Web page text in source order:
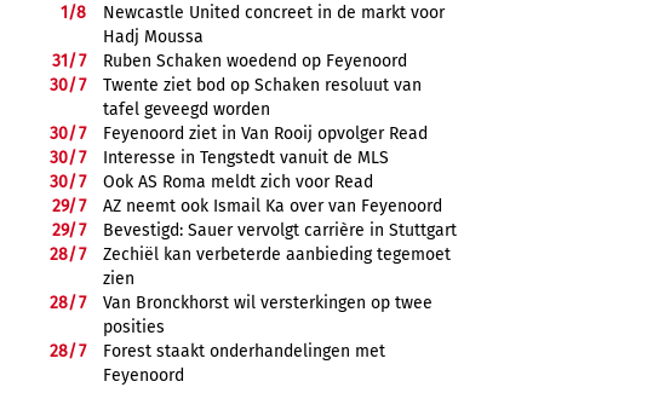
1/8
Newcastle United concreet in de markt voor
Hadj Moussa
31/7
Ruben Schaken woedend op Feyenoord
30/7
Twente ziet bod op Schaken resoluut van
tafel geveegd worden
30/7
Feyenoord ziet in Van Rooij opvolger Read
30/7
Interesse in Tengstedt vanuit de MLS
30/7
Ook AS Roma meldt zich voor Read
29/7
AZ neemt ook Ismail Ka over van Feyenoord
29/7
Bevestigd: Sauer vervolgt carrière in Stuttgart
28/7
Zechiël kan verbeterde aanbieding tegemoet
zien
28/7
Van Bronckhorst wil versterkingen op twee
posities
28/7
Forest staakt onderhandelingen met
Feyenoord